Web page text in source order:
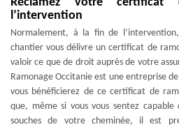
l’intervention
Normalement, à la fin de
chantier vous délivre un certificat de
valoir ce que de droit auprès de votre
Ramonage Occitanie est une entreprise
vous bénéficierez de ce certificat de
que, même si vous vous sentez
souches de votre cheminée, il est